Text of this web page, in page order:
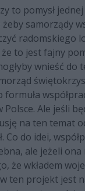
to pomysł
samorządy
radomskiego
to jest fajny
wnieść do
formuła
Polsce. Ale jeśli
na ten temat
Co do idei,
ale jeżeli ona
że wkładem
ten projekt jest